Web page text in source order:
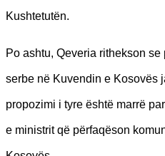
Kushtetutën.
Po ashtu, Qeveria rithekson
serbe në Kuvendin e Kosovës
propozimi i tyre është marrë
e ministrit që përfaqëson